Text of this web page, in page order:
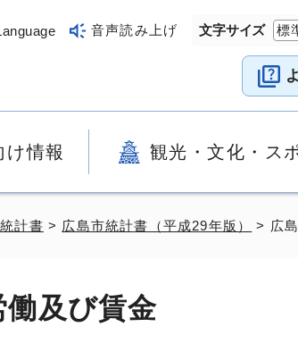
音声読み上げ 文字サイズ 標
け情報 観光・文化・ス
計書 > 広島市統計書（平成29年版） > 広
及び賃金